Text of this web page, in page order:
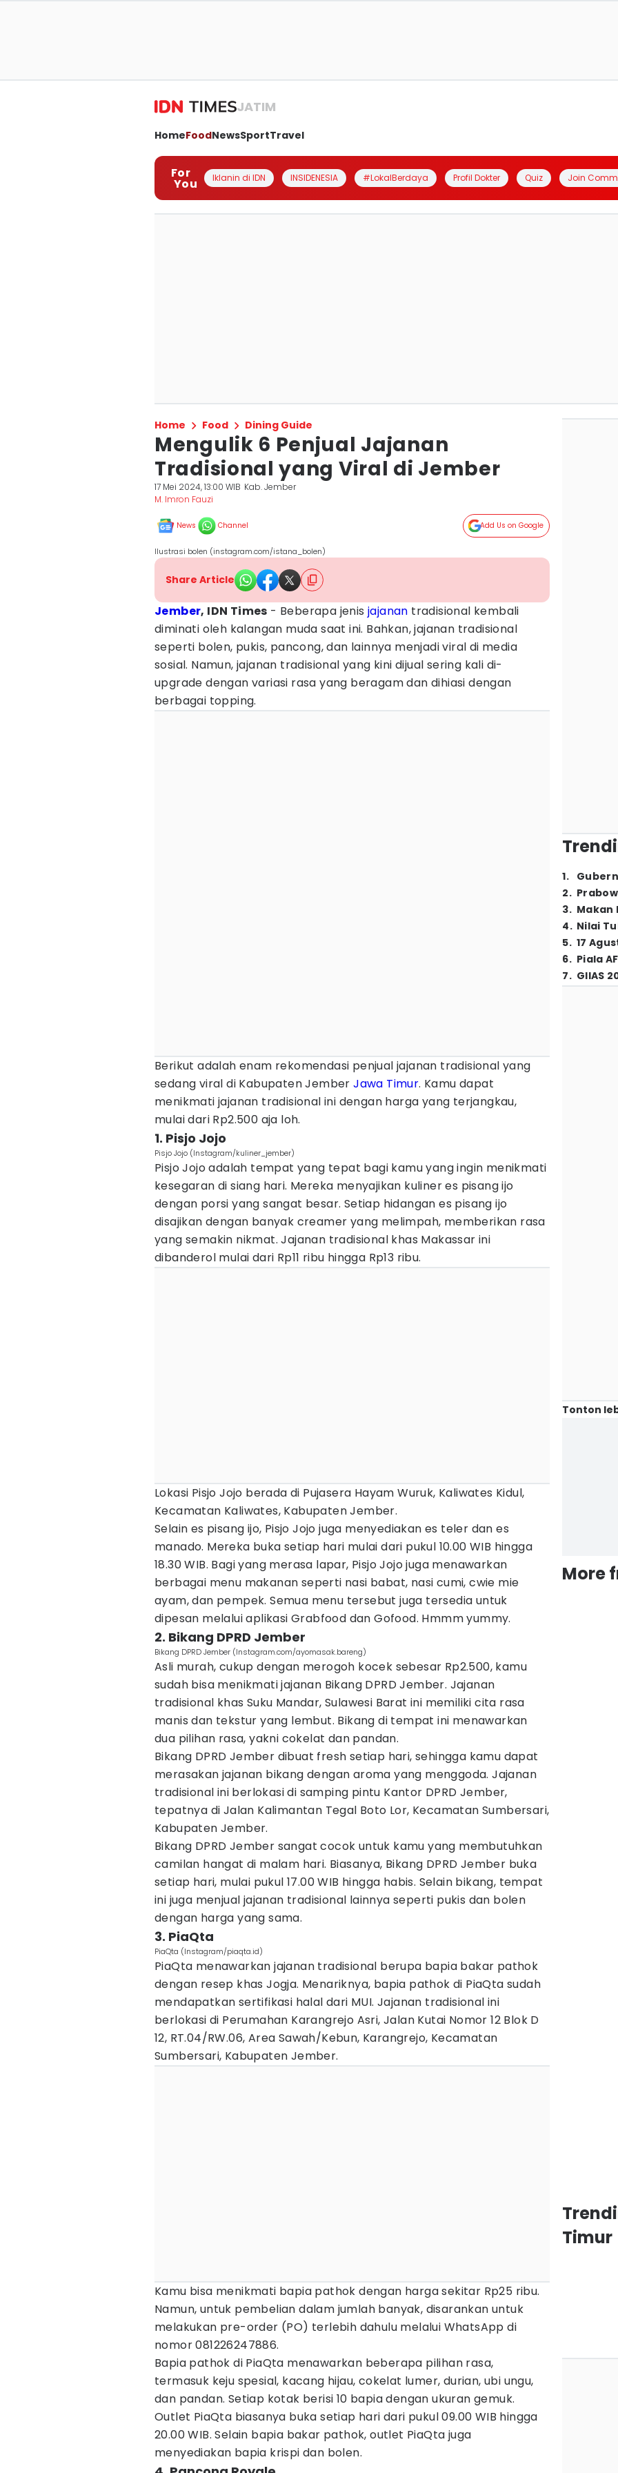
JATIM
HomeFoodNewsSportTravel
For
You Iklanin di IDN INSIDENESIA #LokalBerdaya Profil Dokter Quiz Join
Home Food Dining Guide
Mengulik 6 Penjual Jajanan
Tradisional yang Viral di Jember
17 Mei 2024, 13:00 WIB Kab. Jember
M. Imron Fauzi
News Channel Add Us on Google
Ilustrasi bolen (instagram.com/istana_bolen)
Share Article
Jember, IDN Times - Beberapa jenisjajanan tradisional kembali
diminati oleh kalangan muda saat ini. Bahkan, jajanan tradisional
seperti bolen, pukis, pancong, dan lainnya menjadi viral di media
sosial. Namun, jajanan tradisional yang kini dijual sering kali di-
upgrade dengan variasi rasa yang beragam dan dihiasi dengan
berbagai topping.
Berikut adalah enam rekomendasi penjual jajanan tradisional yang
sedang viral di Kabupaten JemberJawa Timur. Kamu dapat
menikmati jajanan tradisional ini dengan harga yang terjangkau,
mulai dari Rp2.500 aja loh.
1. Pisjo Jojo
Pisjo Jojo (Instagram/kuliner_jember)
Pisjo Jojo adalah tempat yang tepat bagi kamu yang ingin menikmati
kesegaran di siang hari. Mereka menyajikan kuliner es pisang ijo
dengan porsi yang sangat besar. Setiap hidangan es pisang ijo
disajikan dengan banyak creamer yang melimpah, memberikan rasa
yang semakin nikmat. Jajanan tradisional khas Makassar ini
dibanderol mulai dari Rp11 ribu hingga Rp13 ribu.
Lokasi Pisjo Jojo berada di Pujasera Hayam Wuruk, Kaliwates Kidul,
Kecamatan Kaliwates, Kabupaten Jember.
Selain es pisang ijo, Pisjo Jojo juga menyediakan es teler dan es
manado. Mereka buka setiap hari mulai dari pukul 10.00 WIB hingga
18.30 WIB. Bagi yang merasa lapar, Pisjo Jojo juga menawarkan
berbagai menu makanan seperti nasi babat, nasi cumi, cwie mie
ayam, dan pempek. Semua menu tersebut juga tersedia untuk
dipesan melalui aplikasi Grabfood dan Gofood. Hmmm yummy.
2. Bikang DPRD Jember
Bikang DPRD Jember (Instagram.com/ayomasak.bareng)
Asli murah, cukup dengan merogoh kocek sebesar Rp2.500, kamu
sudah bisa menikmati jajanan Bikang DPRD Jember. Jajanan
tradisional khas Suku Mandar, Sulawesi Barat ini memiliki cita rasa
manis dan tekstur yang lembut. Bikang di tempat ini menawarkan
dua pilihan rasa, yakni cokelat dan pandan.
Bikang DPRD Jember dibuat fresh setiap hari, sehingga kamu dapat
merasakan jajanan bikang dengan aroma yang menggoda. Jajanan
tradisional ini berlokasi di samping pintu Kantor DPRD Jember,
tepatnya di Jalan Kalimantan Tegal Boto Lor, Kecamatan Sumbersari,
Kabupaten Jember.
Bikang DPRD Jember sangat cocok untuk kamu yang membutuhkan
camilan hangat di malam hari. Biasanya, Bikang DPRD Jember buka
setiap hari, mulai pukul 17.00 WIB hingga habis. Selain bikang, tempat
ini juga menjual jajanan tradisional lainnya seperti pukis dan bolen
dengan harga yang sama.
3. PiaQta
PiaQta (Instagram/piaqta.id)
PiaQta menawarkan jajanan tradisional berupa bapia bakar pathok
dengan resep khas Jogja. Menariknya, bapia pathok di PiaQta sudah
mendapatkan sertifikasi halal dari MUI. Jajanan tradisional ini
berlokasi di Perumahan Karangrejo Asri, Jalan Kutai Nomor 12 Blok D
12, RT.04/RW.06, Area Sawah/Kebun, Karangrejo, Kecamatan
Sumbersari, Kabupaten Jember.
Kamu bisa menikmati bapia pathok dengan harga sekitar Rp25 ribu.
Namun, untuk pembelian dalam jumlah banyak, disarankan untuk
melakukan pre-order (PO) terlebih dahulu melalui WhatsApp di
nomor 081226247886.
Bapia pathok di PiaQta menawarkan beberapa pilihan rasa,
termasuk keju spesial, kacang hijau, cokelat lumer, durian, ubi ungu,
dan pandan. Setiap kotak berisi 10 bapia dengan ukuran gemuk.
Outlet PiaQta biasanya buka setiap hari dari pukul 09.00 WIB hingga
20.00 WIB. Selain bapia bakar pathok, outlet PiaQta juga
menyediakan bapia krispi dan bolen.
1.
2.
3. Makan
4. Nilai
5. 17
6. Piala
7. GIIAS
Tonton
More
Timur